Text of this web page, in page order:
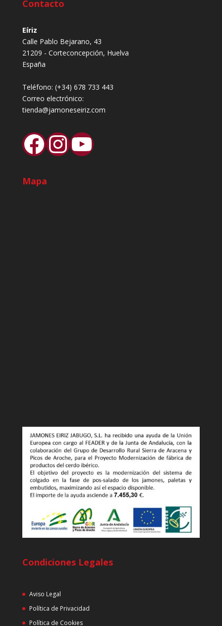
Contacto
Eíriz
Calle Pablo Bejarano, 43
21209 - Corteconcepción, Huelva
España
Teléfono: (+34) 678 733 443
Correo electrónico:
tienda@jamoneseiriz.com
Facebook
Instagram
YouTube
Mapa
Condiciones Legales
Aviso Legal
Política de Privacidad
Política de Cookies